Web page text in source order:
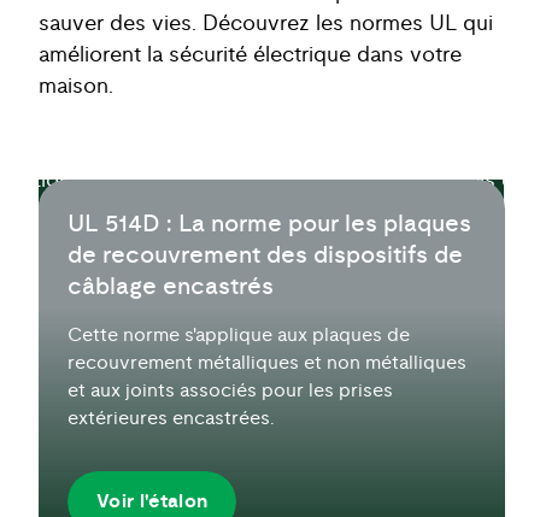
sauver des vies. Découvrez les normes UL qui
améliorent la sécurité électrique dans votre
maison.
UL 514D : La norme pour les plaques
de recouvrement des dispositifs de
câblage encastrés
Cette norme s'applique aux plaques de
recouvrement métalliques et non métalliques
et aux joints associés pour les prises
extérieures encastrées.
Voir l'étalon